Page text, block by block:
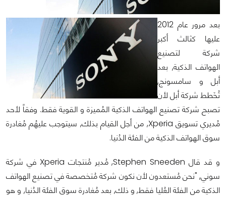
بعد مرور عام 2012
عليها كثالث أكبر
شركة لتصنيع
الهواتف الذكية, بعد
أبل و سامسونج,
تُخَطط شركة أبل لأن
تصبح شركة تصنيع الهواتف الذكية المُميزة و القوية فقط. وفقاً لأحد
مُديري تسويق Xperia, من أجل القيام بذلك, سيتوجب عليهُم مُغادرة
سوق الهواتف الذكية من الفئة الدُنيا.
و قد قال Stephen Sneeden, مُدير مُنتجات Xperia في شركة
سوني, "نحن مُستعدون لأن نكون شركة مُتخصصة في تصنيع الهواتف
الذكية من الفئة العُليا فقط, و ذلك, بعد مُغادرة سوق الفئة الدُنيا, و هو